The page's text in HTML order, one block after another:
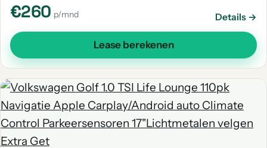
€260 p/mnd Details →
Lease berekenen